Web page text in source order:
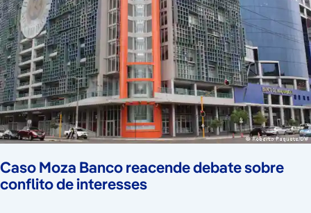
Caso Moza Banco reacende debate sobre
conflito de interesses